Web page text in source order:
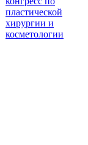
пластической
хирургии и
косметологии